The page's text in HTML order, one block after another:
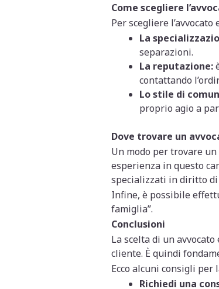
Come scegliere
Per scegliere
La
separazioni.
La reputazione:
contattando
Lo stile di
proprio agio a
Dove trovare un
Un modo per trovare
esperienza in questo
specializzati in diritto
Infine, è possibile
famiglia”.
Conclusioni
La scelta di un
cliente. È quindi
Ecco alcuni consigli per
Richiedi una